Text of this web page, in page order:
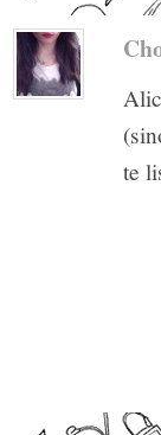
te